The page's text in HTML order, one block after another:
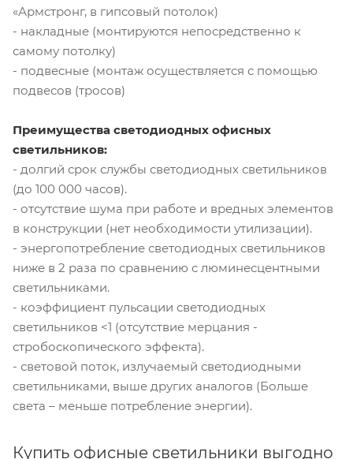
«Армстронг, в гипсовый потолок)
- накладные (монтируются непосредственно к
самому потолку)
- подвесные (монтаж осуществляется с помощью
подвесов (тросов)
Преимущества светодиодных офисных
светильников:
- долгий срок службы светодиодных светильников
(до 100 000 часов).
- отсутствие шума при работе и вредных элементов
в конструкции (нет необходимости утилизации).
- энергопотребление светодиодных светильников
ниже в 2 раза по сравнению с люминесцентными
светильниками.
- коэффициент пульсации светодиодных
светильников <1 (отсутствие мерцания -
стробоскопического эффекта).
- световой поток, излучаемый светодиодными
светильниками, выше других аналогов (Больше
света – меньше потребление энергии).
Купить офисные светильники выгодно